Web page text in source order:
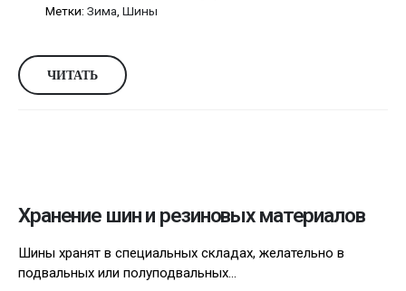
Метки: Зима Шины
ЧИТАТЬ
Хранение шин и резиновых материалов
Шины хранят в специальных складах, желательно в
подвальных или полуподвальных...